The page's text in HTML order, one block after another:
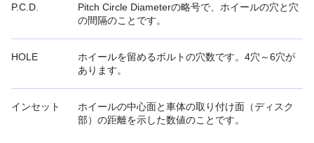
P.C.D.
Pitch Circle Diameterの略号で、ホイールの穴と穴
の間隔のことです。
HOLE
ホイールを留めるボルトの穴数です。4穴～6穴が
あります。
インセット
ホイールの中心面と車体の取り付け面（ディスク
部）の距離を示した数値のことです。